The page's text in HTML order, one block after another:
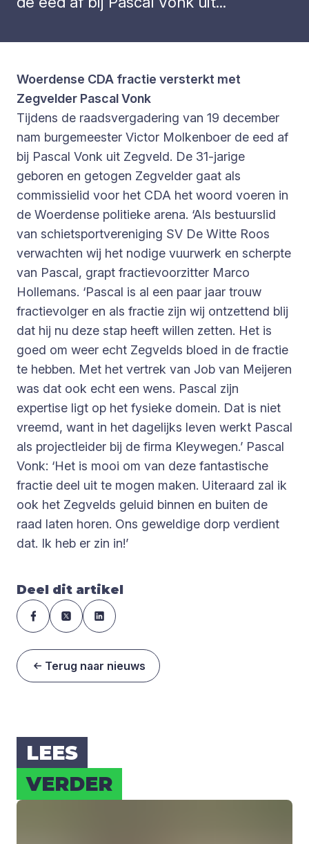
Woerdense CDA fractie versterkt met
Zegvelder Pascal Vonk
Tijdens de raadsvergadering van 19 december
nam burgemeester Victor Molkenboer de eed af
bij Pascal Vonk uit Zegveld. De 31-jarige
geboren en getogen Zegvelder gaat als
commissielid voor het CDA het woord voeren in
de Woerdense politieke arena. ‘Als bestuurslid
van schietsportvereniging SV De Witte Roos
verwachten wij het nodige vuurwerk en scherpte
van Pascal, grapt fractievoorzitter Marco
Hollemans. ‘Pascal is al een paar jaar trouw
fractievolger en als fractie zijn wij ontzettend blij
dat hij nu deze stap heeft willen zetten. Het is
goed om weer echt Zegvelds bloed in de fractie
te hebben. Met het vertrek van Job van Meijeren
was dat ook echt een wens. Pascal zijn
expertise ligt op het fysieke domein. Dat is niet
vreemd, want in het dagelijks leven werkt Pascal
als projectleider bij de firma Kleywegen.’ Pascal
Vonk: ‘Het is mooi om van deze fantastische
fractie deel uit te mogen maken. Uiteraard zal ik
ook het Zegvelds geluid binnen en buiten de
raad laten horen. Ons geweldige dorp verdient
dat. Ik heb er zin in!’
Deel dit artikel
Terug naar nieuws
LEES
VER­DER